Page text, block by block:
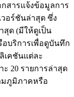
สารแจ้งข้อมูลการ
วอร์ชันล่าสุด ซึ่ง
สุด (มีให้ดูเป็น
บริการเพื่อดูบันทึก
เคชันแต่ละ
20 รายการล่าสุด
มภูมิภาคหรือ